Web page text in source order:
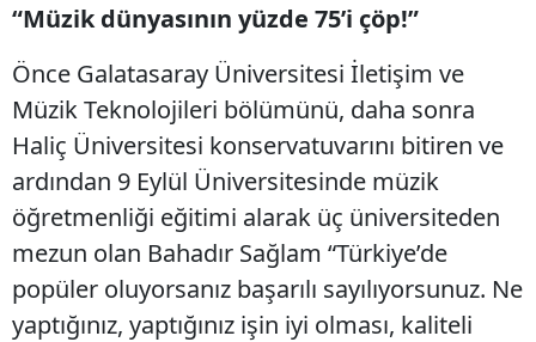
“Müzik dünyasının yüzde 75’i çöp!”
Önce Galatasaray Üniversitesi İletişim ve
Müzik Teknolojileri bölümünü, daha sonra
Haliç Üniversitesi konservatuvarını bitiren ve
ardından 9 Eylül Üniversitesinde müzik
öğretmenliği eğitimi alarak üç üniversiteden
mezun olan Bahadır Sağlam “Türkiye’de
popüler oluyorsanız başarılı sayılıyorsunuz. Ne
yaptığınız, yaptığınız işin iyi olması, kaliteli